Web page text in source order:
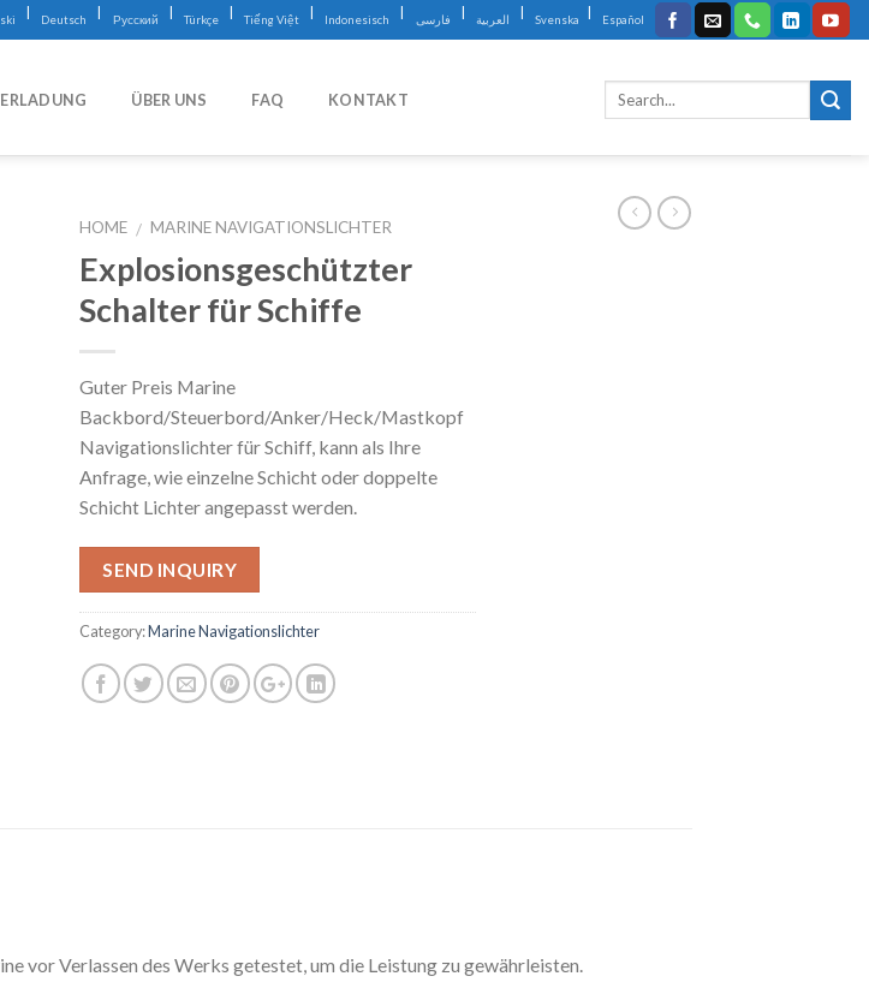
| Deutsch | Русский | Türkçe | Tiếng Việt | Indonesisch | فارسی | العربية | Svenska | Español
ÜBER UNS FAQ KONTAKT
HOME / MARINE NAVIGATIONSLICHTER
Explosionsgeschützter
Schalter für Schiffe
Guter Preis Marine
Backbord/Steuerbord/Anker/Heck/Mastkopf
Navigationslichter für Schiff, kann als Ihre
Anfrage, wie einzelne Schicht oder doppelte
Schicht Lichter angepasst werden.
SEND INQUIRY
Category:Marine Navigationslichter
vor Verlassen des Werks getestet, um die Leistung zu gewährleisten.